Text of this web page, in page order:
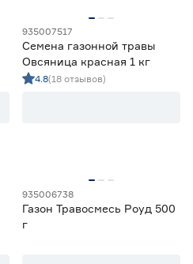
935007517
Семена газонной травы
Овсяница красная 1 кг
4.8(18 отзывов)
935006738
Газон Травосмесь Роуд 500
г